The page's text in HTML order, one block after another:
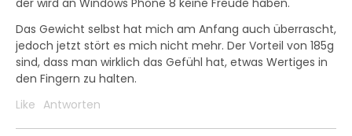
der wird an Windows Phone 8 keine Freude haben.
Das Gewicht selbst hat mich am Anfang auch überrascht,
jedoch jetzt stört es mich nicht mehr. Der Vorteil von 185g
sind, dass man wirklich das Gefühl hat, etwas Wertiges in
den Fingern zu halten.
Like Antworten